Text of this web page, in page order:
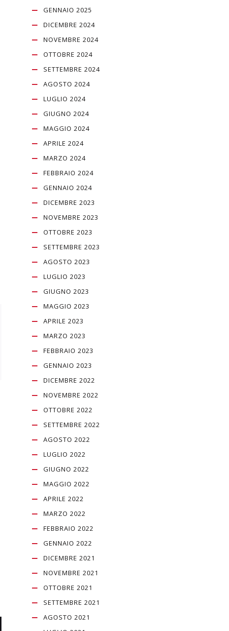
GENNAIO 2025
DICEMBRE 2024
NOVEMBRE 2024
OTTOBRE 2024
SETTEMBRE 2024
AGOSTO 2024
LUGLIO 2024
GIUGNO 2024
MAGGIO 2024
APRILE 2024
MARZO 2024
FEBBRAIO 2024
GENNAIO 2024
DICEMBRE 2023
NOVEMBRE 2023
OTTOBRE 2023
SETTEMBRE 2023
AGOSTO 2023
LUGLIO 2023
GIUGNO 2023
MAGGIO 2023
APRILE 2023
MARZO 2023
FEBBRAIO 2023
GENNAIO 2023
DICEMBRE 2022
NOVEMBRE 2022
OTTOBRE 2022
SETTEMBRE 2022
AGOSTO 2022
LUGLIO 2022
GIUGNO 2022
MAGGIO 2022
APRILE 2022
MARZO 2022
FEBBRAIO 2022
GENNAIO 2022
DICEMBRE 2021
NOVEMBRE 2021
OTTOBRE 2021
SETTEMBRE 2021
AGOSTO 2021